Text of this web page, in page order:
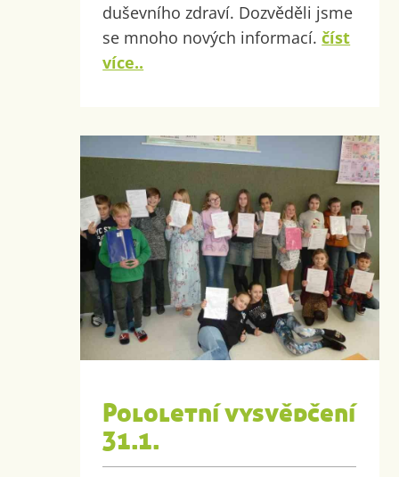
duševního zdraví. Dozvěděli jsme
se mnoho nových informací.číst
více..
Pololetní vysvědčení
31.1.